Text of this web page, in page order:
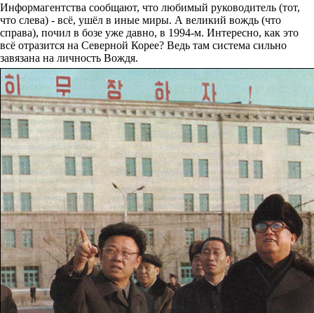
Информагентства сообщают, что любимый руководитель (тот,
что слева) - всё, ушёл в иные миры. А великий вождь (что
справа), почил в бозе уже давно, в 1994-м. Интересно, как это
всё отразится на Северной Корее? Ведь там система сильно
завязана на личность Вождя.